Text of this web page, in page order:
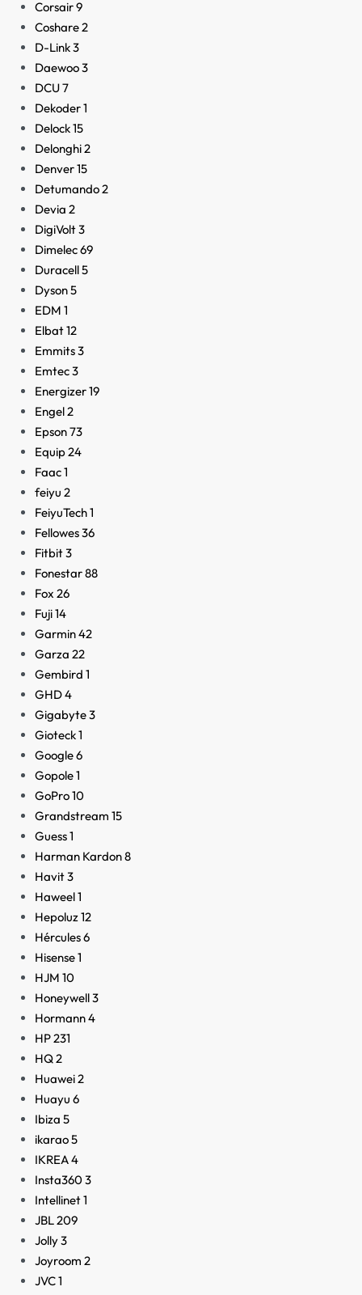
Corsair9
Coshare2
D-Link3
Daewoo3
DCU7
Dekoder1
Delock15
Delonghi2
Denver15
Detumando2
Devia 2
DigiVolt3
Dimelec69
Duracell5
Dyson5
EDM 1
Elbat12
Emmits3
Emtec3
Energizer19
Engel2
Epson73
Equip24
Faac1
feiyu 2
FeiyuTech1
Fellowes36
Fitbit3
Fonestar88
Fox 26
Fuji14
Garmin42
Garza 22
Gembird 1
GHD4
Gigabyte3
Gioteck1
Google6
Gopole1
GoPro10
Grandstream 15
Guess1
Harman Kardon8
Havit3
Haweel1
Hepoluz12
Hércules6
Hisense1
HJM 10
Honeywell3
Hormann4
HP231
HQ2
Huawei2
Huayu 6
Ibiza 5
ikarao5
IKREA4
Insta3603
Intellinet1
JBL209
Jolly3
Joyroom 2
JVC1